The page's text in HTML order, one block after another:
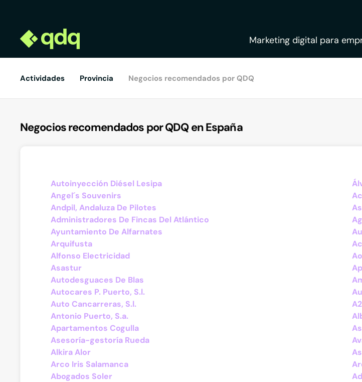
Marketing digital para
Actividades Provincia Negocios recomendados por QDQ
Negocios recomendados por QDQ en España
Autoinyección Diésel Lesipa
Angel´s Souvenirs
Andpil, Andaluza De Pilotes
Administradores De Fincas Del Atlántico
Ayuntamiento De Alfarnates
Arquifusta
Alfonso Electricidad
Asastur
Autodesguaces De Blas
Autocares P. Puerto, S.l.
Auto Cancarreras, S.l.
Antonio Puerto, S.a.
Apartamentos Cogulla
Asesoría-gestoría Rueda
Alkira Alor
Arco Iris Salamanca
Abogados Soler